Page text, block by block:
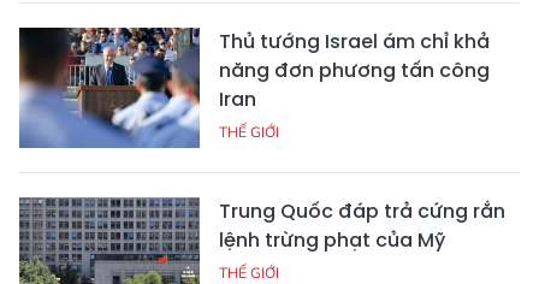
Thủ tướng Israel ám chỉ khả
năng đơn phương tấn công
Iran
THẾ GIỚI
Trung Quốc đáp trả cứng rắn
lệnh trừng phạt của Mỹ
THẾ GIỚI